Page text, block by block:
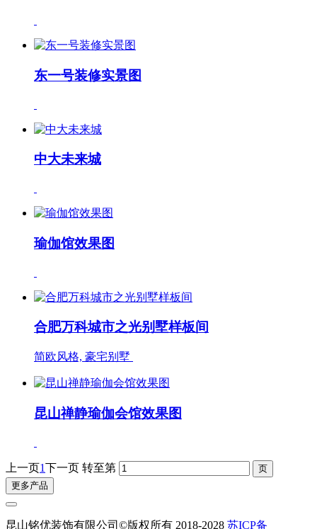
东一号装修实景图
中大未来城
瑜伽馆效果图
合肥万科城市之光别墅样板间
简欧风格, 豪宅别墅
昆山禅静瑜伽会馆效果图
上一页1下一页 转至第
更多产品
昆山铭优装饰有限公司©版权所有 2018-2028 苏ICP备